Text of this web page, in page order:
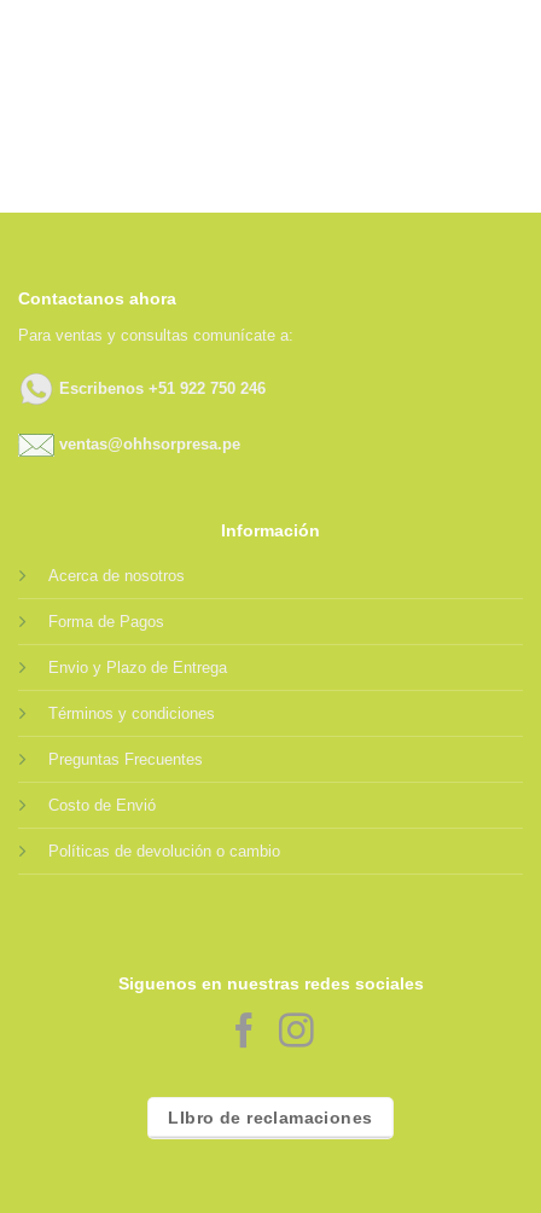
Contactanos ahora
Para ventas y consultas comunícate a:
Escribenos +51 922 750 246
ventas@ohhsorpresa.pe
Información
Acerca de nosotros
Forma de Pagos
Envio y Plazo de Entrega
Términos y condiciones
Preguntas Frecuentes
Costo de Envió
Políticas de devolución o cambio
Siguenos en nuestras redes sociales
LIbro de reclamaciones